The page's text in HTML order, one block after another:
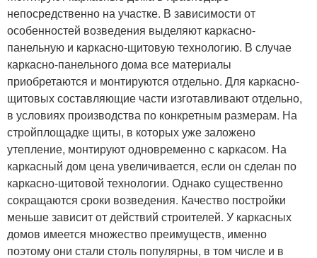
непосредственно на участке. В зависимости от
особенностей возведения выделяют каркасно-
панельную и каркасно-щитовую технологию. В случае
каркасно-панельного дома все материалы
приобретаются и монтируются отдельно. Для каркасно-
щитовых составляющие части изготавливают отдельно,
в условиях производства по конкретным размерам. На
стройплощадке щиты, в которых уже заложено
утепление, монтируют одновременно с каркасом. На
каркасный дом цена увеличивается, если он сделан по
каркасно-щитовой технологии. Однако существенно
сокращаются сроки возведения. Качество постройки
меньше зависит от действий строителей. У каркасных
домов имеется множество преимуществ, именно
поэтому они стали столь популярны, в том числе и в